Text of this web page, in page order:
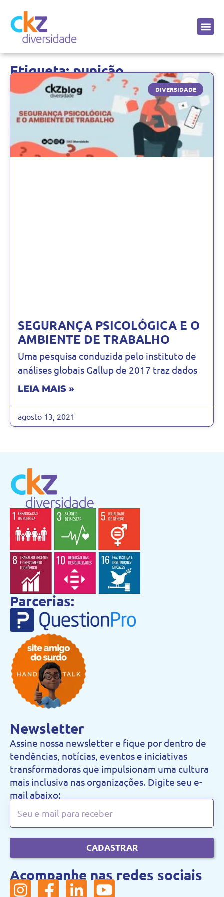
Etiqueta: punição
DIVERSIDADE
SEGURANÇA PSICOLÓGICA E O
AMBIENTE DE TRABALHO
Uma pesquisa conduzida pelo instituto de
análises globais Gallup de 2017 traz dados
LEIA MAIS »
agosto 13, 2021
Parcerias:
Newsletter
Assine nossa newsletter e fique por dentro de
tendências, notícias, eventos e iniciativas
transformadoras que impulsionam uma cultura
mais inclusiva nas organizações. Digite seu e-
mail abaixo:
CADASTRAR
Acompanhe nas redes sociais